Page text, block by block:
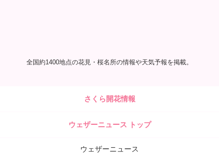
全国約1400地点の花見・桜名所の情報や天気予報を掲載。
さくら開花情報
ウェザーニュース トップ
ウェザーニュース